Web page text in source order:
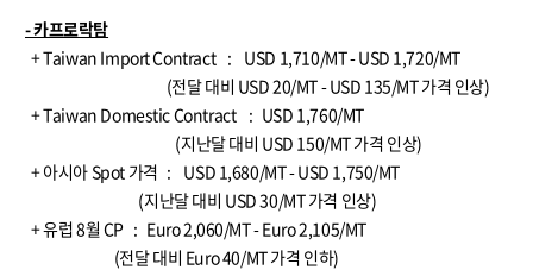
- 카프로락탐
+ Taiwan Import Contract : USD 1,710/MT - USD 1,720/MT
(전달 대비 USD 20/MT - USD 135/MT 가격 인상)
+ Taiwan Domestic Contract : USD 1,760/MT
(지난달 대비 USD 150/MT 가격 인상)
+ 아시아 Spot 가격 : USD 1,680/MT - USD 1,750/MT
(지난달 대비 USD 30/MT 가격 인상)
+ 유럽 8월 CP : Euro 2,060/MT - Euro 2,105/MT
(전달 대비 Euro 40/MT 가격 인하)